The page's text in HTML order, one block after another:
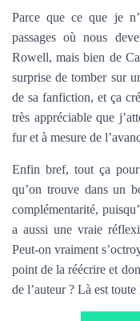
Parce que ce que je
passages où nous
Rowell, mais bien de
surprise de tomber sur
de sa fanfiction, et ça
très appréciable que
fur et à mesure de
Enfin bref, tout ça
qu’on trouve dans un
complémentarité,
a aussi une vraie
Peut-on vraiment
point de la réécrire et
de l’auteur ? Là est